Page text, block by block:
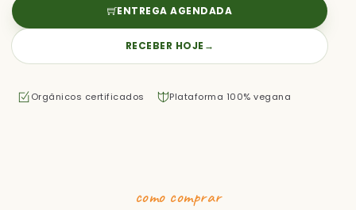
ENTREGA AGENDADA
RECEBER HOJE →
Orgânicos certificados Plataforma 100% vegana
como comprar